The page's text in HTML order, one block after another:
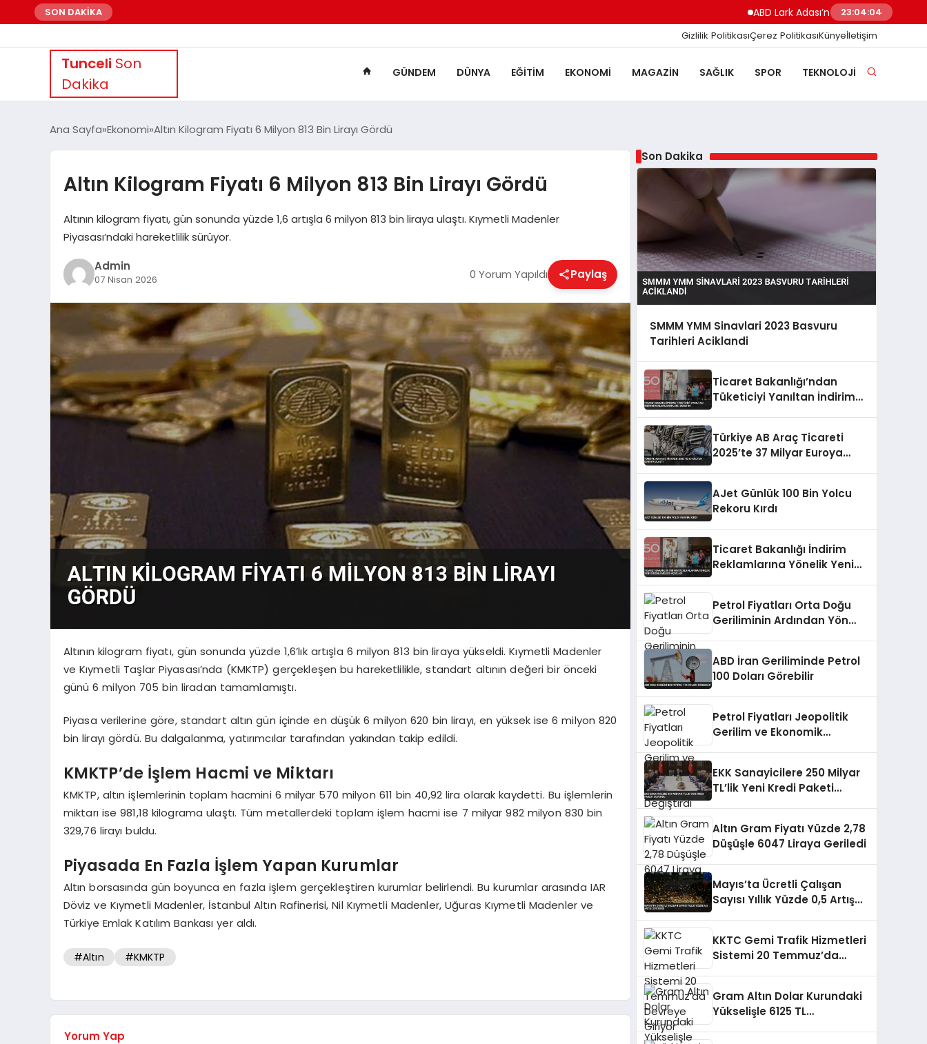
SON DAKİKA ABD Lark Adası’na Füze Saldırısı
23:04:05
Gizlilik PolitikasıÇerez PolitikasıKünyeİletişim
Tunceli Son
Dakika
GÜNDEM DÜNYA EĞITIM EKONOMI MAGAZIN SAĞLIK SPOR TEKNOLOJI
Ana Sayfa Ekonomi Altın Kilogram Fiyatı 6 Milyon 813 Bin Lirayı Gördü
Altın Kilogram Fiyatı 6 Milyon 813 Bin Lirayı Gördü
Altının kilogram fiyatı, gün sonunda yüzde 1,6 artışla 6 milyon 813 bin liraya ulaştı. Kıymetli Madenler
Piyasası’ndaki hareketlilik sürüyor.
Admin
07 Nisan 2026 0 Yorum Yapıldı Paylaş
Altının kilogram fiyatı, gün sonunda yüzde 1,6’lık artışla 6 milyon 813 bin liraya yükseldi. Kıymetli Madenler
ve Kıymetli Taşlar Piyasası’nda (KMKTP) gerçekleşen bu hareketlilikle, standart altının değeri bir önceki
günü 6 milyon 705 bin liradan tamamlamıştı.
Piyasa verilerine göre, standart altın gün içinde en düşük 6 milyon 620 bin lirayı, en yüksek ise 6 milyon 820
bin lirayı gördü. Bu dalgalanma, yatırımcılar tarafından yakından takip edildi.
KMKTP’de İşlem Hacmi ve Miktarı
KMKTP, altın işlemlerinin toplam hacmini 6 milyar 570 milyon 611 bin 40,92 lira olarak kaydetti. Bu işlemlerin
miktarı ise 981,18 kilograma ulaştı. Tüm metallerdeki toplam işlem hacmi ise 7 milyar 982 milyon 830 bin
329,76 lirayı buldu.
Piyasada En Fazla İşlem Yapan Kurumlar
Altın borsasında gün boyunca en fazla işlem gerçekleştiren kurumlar belirlendi. Bu kurumlar arasında IAR
Döviz ve Kıymetli Madenler, İstanbul Altın Rafinerisi, Nil Kıymetli Madenler, Uğuras Kıymetli Madenler ve
Türkiye Emlak Katılım Bankası yer aldı.
#Altın #KMKTP
Yorum Yap
Son Dakika
SMMM YMM Sinavlari 2023 Basvuru
Tarihleri Aciklandi
Ticaret Bakanlığı’ndan
Tüketiciyi Yanıltan İndirim
Türkiye AB Araç Ticareti
2025’te 37 Milyar Euroya
AJet Günlük 100 Bin Yolcu
Rekoru Kırdı
Ticaret Bakanlığı İndirim
Reklamlarına Yönelik Yeni
Petrol Fiyatları Orta Doğu
Geriliminin Ardından Yön
ABD İran Geriliminde Petrol
100 Doları Görebilir
Petrol Fiyatları Jeopolitik
Gerilim ve Ekonomik
EKK Sanayicilere 250 Milyar
TL’lik Yeni Kredi Paketi
Altın Gram Fiyatı Yüzde 2,78
Düşüşle 6047 Liraya Geriledi
Mayıs’ta Ücretli Çalışan
Sayısı Yıllık Yüzde 0,5 Artış
KKTC Gemi Trafik Hizmetleri
Sistemi 20 Temmuz’da
Gram Altın Dolar Kurundaki
Yükselişle 6125 TL